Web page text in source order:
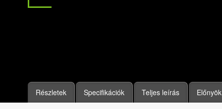
Részletek Specifikációk Teljes leírás Előnyök